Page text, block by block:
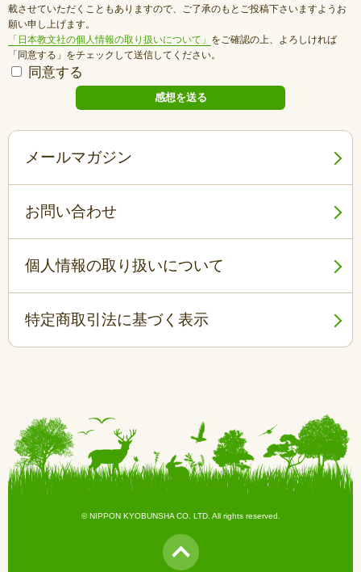
載させていただくこともありますので、ご了承のもとご投稿下さいますようお
願い申し上げます。
「日本教文社の個人情報の取り扱いについて」 をご確認の上、よろしければ
「同意する」をチェックして送信してください。
同意する
メールマガジン
お問い合わせ
個人情報の取り扱いについて
特定商取引法に基づく表示
© NIPPON KYOBUNSHA CO. LTD. All rights reserved.